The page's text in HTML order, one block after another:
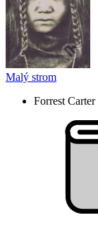
Malý strom
Forrest Carter